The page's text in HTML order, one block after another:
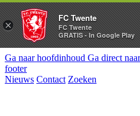
Ga naar hoofdinhoud Ga direct
footer
Nieuws Contact Zoeken
×
FC Twente
FC Twente
GRATIS - In Google Play